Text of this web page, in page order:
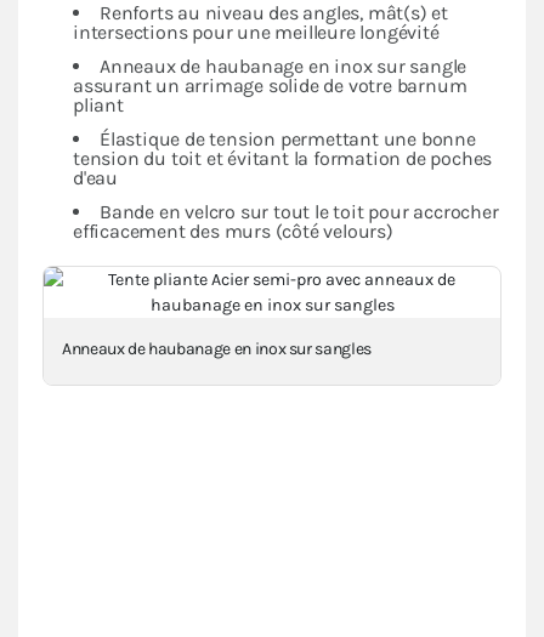
Renforts au niveau des angles, mât(s) et
intersections pour une meilleure longévité
Anneaux de haubanage en inox sur sangle
assurant un arrimage solide de votre barnum
pliant
Élastique de tension permettant une bonne
tension du toit et évitant la formation de poches
d'eau
Bande en velcro sur tout le toit pour accrocher
efficacement des murs (côté velours)
Elastiques de tension avec crochet